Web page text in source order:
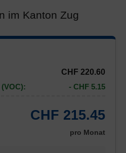
im Kanton Zug
CHF 220.60
- CHF 5.15
CHF 215.45
pro Monat